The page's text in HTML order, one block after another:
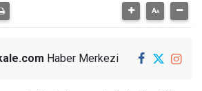
Haber Merkezi